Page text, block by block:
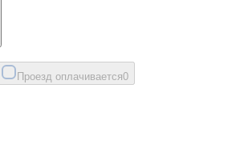
Проезд оплачивается0